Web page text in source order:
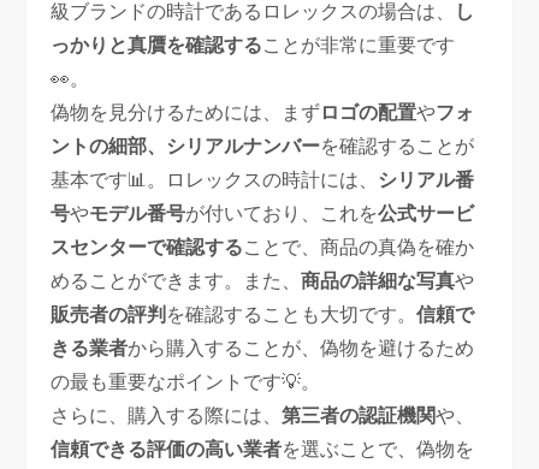
級ブランドの時計であるロレックスの場合は、
し
っかりと真贋を確認することが非常に重要です
👀。
偽物を見分けるためには、まずロゴの配置やフォ
ントの細部、シリアルナンバーを確認することが
基本です📊。ロレックスの時計には、 シリアル番
号やモデル番号が付いており、これを公式サービ
スセンターで確認することで、商品の真偽を確か
めることができます。また、商品の詳細な写真や
販売者の評判 を確認することも大切です。信頼で
きる業者から購入することが、偽物を避けるため
の最も重要なポイントです💡。
さらに、購入する際には、第三者の認証機関や、
信頼できる評価の高い業者を選ぶことで、偽物を